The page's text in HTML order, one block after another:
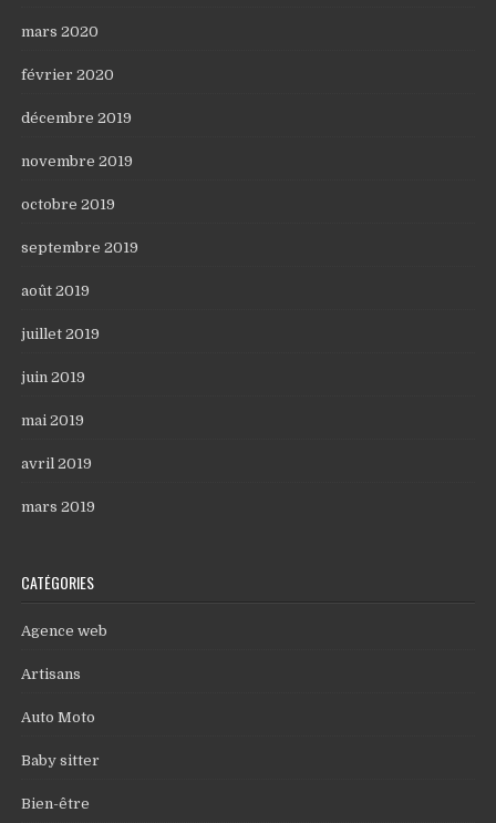
mars 2020
février 2020
décembre 2019
novembre 2019
octobre 2019
septembre 2019
août 2019
juillet 2019
juin 2019
mai 2019
avril 2019
mars 2019
CATÉGORIES
Agence web
Artisans
Auto Moto
Baby sitter
Bien-être